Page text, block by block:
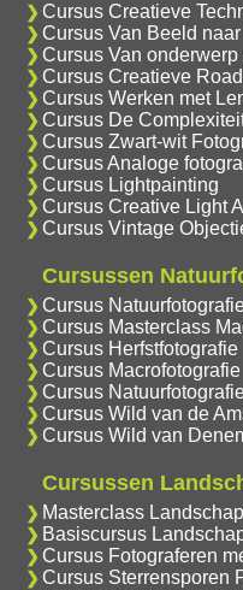
Cursus Creatieve
Cursus Van Beeld
Cursus Van onderwerp
Cursus Creatieve
Cursus Werken met
Cursus De
Cursus Zwart-wit
Cursus Analoge
Cursus Lightpainting
Cursus Creative Light
Cursus Vintage
Cursussen
Cursus
Cursus Masterclass
Cursus Herfstfotografie
Cursus Macrofotografie
Cursus
Cursus Wild van de
Cursus Wild van
Cursussen
Masterclass
Basiscursus
Cursus Fotograferen
Cursus Sterrensporen